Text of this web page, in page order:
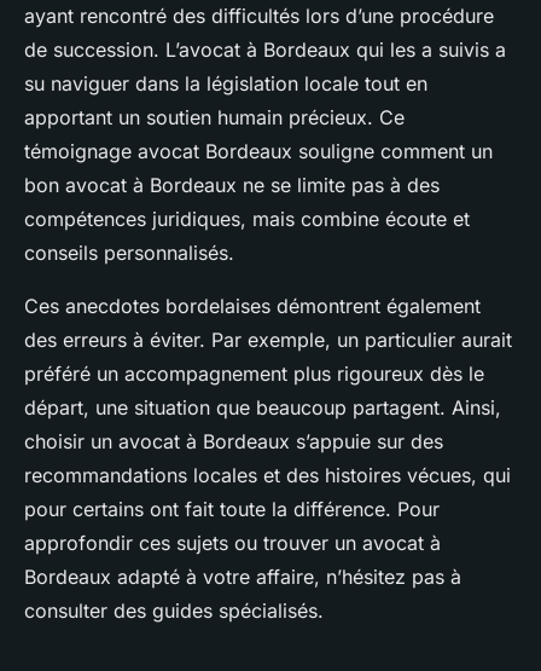
ayant rencontré des difficultés lors d’une procédure
de succession. L’avocat à Bordeaux qui les a suivis a
su naviguer dans la législation locale tout en
apportant un soutien humain précieux. Ce
témoignage avocat Bordeaux souligne comment un
bon avocat à Bordeaux ne se limite pas à des
compétences juridiques, mais combine écoute et
conseils personnalisés.
Ces anecdotes bordelaises démontrent également
des erreurs à éviter. Par exemple, un particulier aurait
préféré un accompagnement plus rigoureux dès le
départ, une situation que beaucoup partagent. Ainsi,
choisir un avocat à Bordeaux s’appuie sur des
recommandations locales et des histoires vécues, qui
pour certains ont fait toute la différence. Pour
approfondir ces sujets ou trouver un avocat à
Bordeaux adapté à votre affaire, n’hésitez pas à
consulter des guides spécialisés.